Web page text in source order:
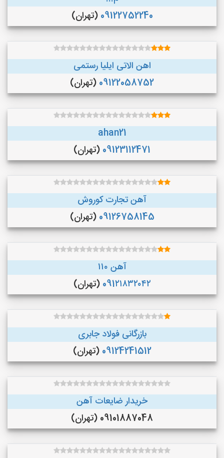
09122752240 (تهران)
اهن الاتی ایلیا رستمی
09122058752 (تهران)
ahan21
09123112471 (تهران)
آهن تجارت کوروش
09126758145 (تهران)
آهن ۱۱۰
091۲۱۸۳۲۰۴۲ (تهران)
بازرگانی فولاد جابری
09124241512 (تهران)
خریدار ضایعات آهن
09101887048 (تهران)